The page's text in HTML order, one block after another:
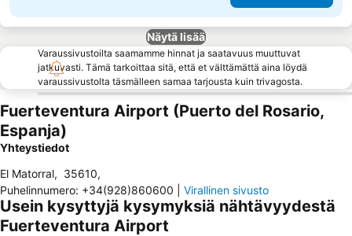
Näytä lisää
Varaussivustoilta saamamme hinnat ja saatavuus muuttuvat
jatkuvasti. Tämä tarkoittaa sitä, että et välttämättä aina löydä
varaussivustolta täsmälleen samaa tarjousta kuin trivagosta.
Fuerteventura Airport (Puerto del Rosario,
Espanja)
Yhteystiedot
El Matorral, 35610,
Puhelinnumero: +34(928)860600 Virallinen sivusto
Usein kysyttyjä kysymyksiä nähtävyydestä
Fuerteventura Airport